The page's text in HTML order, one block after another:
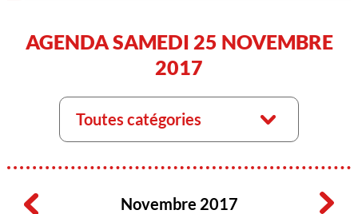
AGENDA SAMEDI 25 NOVEMBRE
2017
Toutes catégories
Novembre 2017